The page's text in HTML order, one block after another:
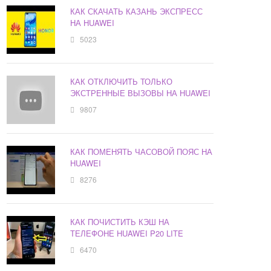
КАК СКАЧАТЬ КАЗАНЬ ЭКСПРЕСС
НА HUAWEI
5023
КАК ОТКЛЮЧИТЬ ТОЛЬКО
ЭКСТРЕННЫЕ ВЫЗОВЫ НА HUAWEI
9807
КАК ПОМЕНЯТЬ ЧАСОВОЙ ПОЯС НА
HUAWEI
8276
КАК ПОЧИСТИТЬ КЭШ НА
ТЕЛЕФОНЕ HUAWEI P20 LITE
6470